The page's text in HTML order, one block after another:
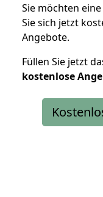
Sie möchten eine
Sie sich jetzt
Angebote.
Füllen Sie jetzt
kostenlose